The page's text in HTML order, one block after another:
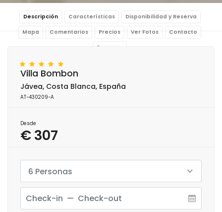
Descripción Características Disponibilidad y Reserva
Mapa Comentarios Precios Ver Fotos Contacto
Reservar
Villa Bombon
Jávea, Costa Blanca, España
AT-430209-A
Desde
€ 307
6 Personas